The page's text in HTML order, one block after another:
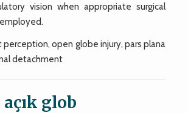
vision when appropriate surgical
perception, open globe injury, pars plana
detachment
glob